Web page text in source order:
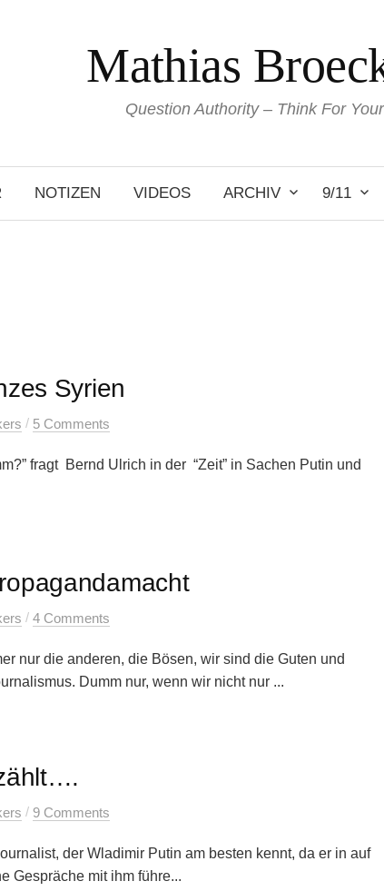
Mathias
Question Authority – Think For
NOTIZEN VIDEOS ARCHIV 9/11
Syrien
/ 5 Comments
fragt Bernd Ulrich in der “Zeit” in Sachen Putin und
/ 4 Comments
nur die anderen, die Bösen, wir sind die Guten und
Dumm nur, wenn wir nicht nur ...
/ 9 Comments
der Wladimir Putin am besten kennt, da er in auf
Gespräche mit ihm führe...